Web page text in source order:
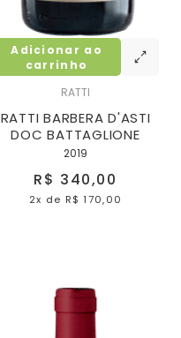
RATTI
RATTI BARBERA D'ASTI
DOC BATTAGLIONE
2019
R$ 340,00
2x de R$ 170,00
Adicionar ao
carrinho